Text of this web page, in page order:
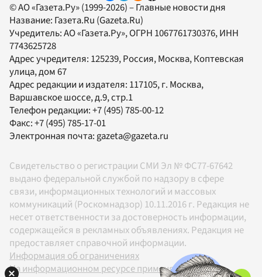
© АО «Газета.Ру» (1999-2026) – Главные новости дня
Название: Газета.Ru (Gazeta.Ru)
Учредитель:АО «Газета.Ру», ОГРН 1067761730376, ИНН
7743625728
Адрес учредителя: 125239, Россия, Москва, Коптевская
улица, дом 67
Адрес редакции и издателя: 117105, г. Москва,
Варшавское шоссе, д.9, стр.1
Телефон редакции:+7 (495) 785-00-12
Факс:+7 (495) 785-17-01
Электронная почта:gazeta@gazeta.ru
Свидетельство о регистрации СМИ Эл № ФС77-67642
выдано федеральной службой по надзору в сфере
связи, информационных технологий и массовых
коммуникаций (Роскомнадзор) 10.11.2016 г. Редакция не
несет ответственности за достоверность информации,
содержащейся в рекламных объявлениях. Редакция не
предоставляет справочной информации.
Информация об ограничениях
На информационном ресурсе применяются